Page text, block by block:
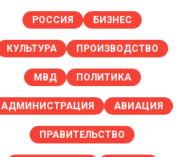
РОССИЯ БИЗНЕС
КУЛЬТУРА ПРОИЗВОДСТВО
МВД ПОЛИТИКА
АДМИНИСТРАЦИЯ АВИАЦИЯ
ПРАВИТЕЛЬСТВО